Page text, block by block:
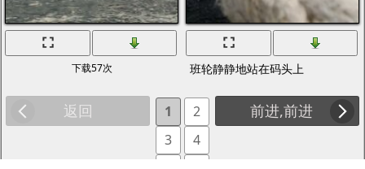
下载57次 班轮静静地站在码头上
返回 前进,前进
1
2
3
4